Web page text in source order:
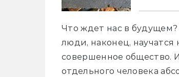
Что ждет нас в
люди, наконец,
совершенное общество.
отдельного человека